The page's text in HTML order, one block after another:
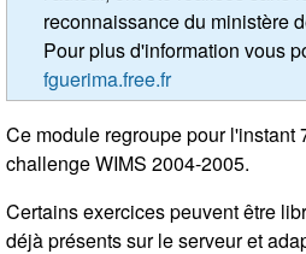
reconnaissance du ministère
Pour plus d'information vous
fguerima.free.fr
Ce module regroupe pour l'instant
challenge WIMS 2004-2005.
Certains exercices peuvent être
déjà présents sur le serveur et